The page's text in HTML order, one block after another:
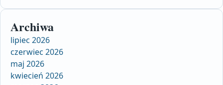
Archiwa
lipiec 2026
czerwiec 2026
maj 2026
kwiecień 2026